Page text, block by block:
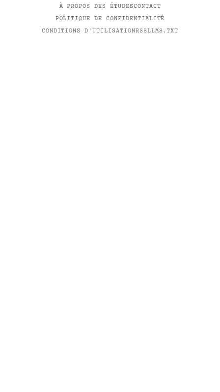
À PROPOS DES ÉTUDESCONTACT
POLITIQUE DE CONFIDENTIALITÉ
CONDITIONS D'UTILISATIONRSSLLMS.TXT